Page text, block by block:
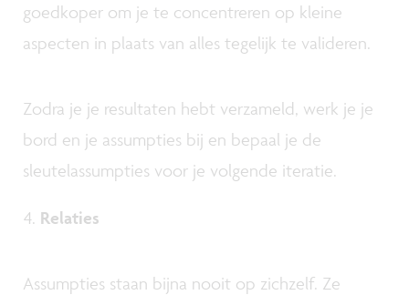
goedkoper om je te concentreren op kleine
aspecten in plaats van alles tegelijk te valideren.
Zodra je je resultaten hebt verzameld, werk je je
bord en je assumpties bij en bepaal je de
sleutelassumpties voor je volgende iteratie.
Relaties
Assumpties staan bijna nooit op zichzelf. Ze